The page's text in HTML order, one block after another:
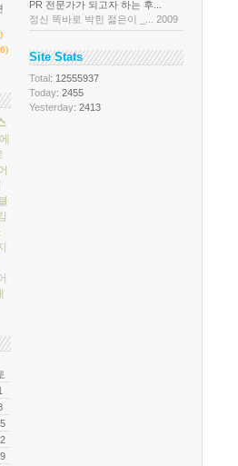
에
PR 전문가가 되고자 하는 후...
정신 똑바로 박힌 젊은이 _... 2009
Site Stats
Total: 12555937
Today: 2455
Yesterday: 2413